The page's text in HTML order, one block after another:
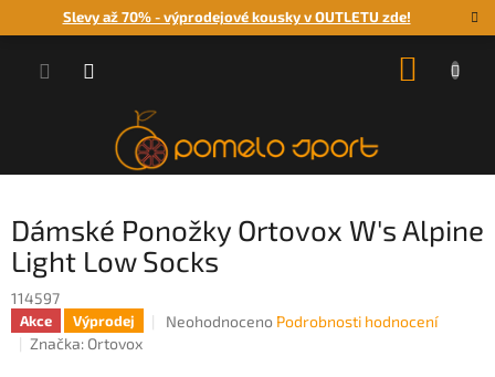
Slevy až 70% - výprodejové kousky v OUTLETU zde!
Dámské Ponožky Ortovox W's Alpine
Light Low Socks
114597
Akce Výprodej
Průměrné
Neohodnoceno Podrobnosti hodnocení
Značka: Ortovox